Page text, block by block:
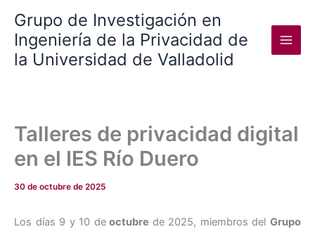
contenido
Grupo de Investigación en
Ingeniería de la Privacidad de
la Universidad de Valladolid
Talleres de privacidad digital
en el IES Río Duero
30 de octubre de 2025
Los días 9 y 10 deoctubre de 2025, miembros delGrupo